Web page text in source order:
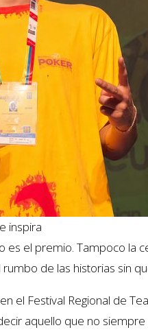
inspira
el premio. Tampoco la
de las historias sin
el Festival Regional de
aquello que no siempre